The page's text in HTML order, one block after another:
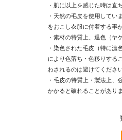
・肌に以上を感じた時は直
・天然の毛皮を使用してい
をおこし衣服に付着する事
・素材の特質上、退色（ヤ
・染色された毛皮（特に濃
により色落ち・色移りする
わされるのは避けてくださ
・毛皮の特質上・製法上、
かかると破れることがありま